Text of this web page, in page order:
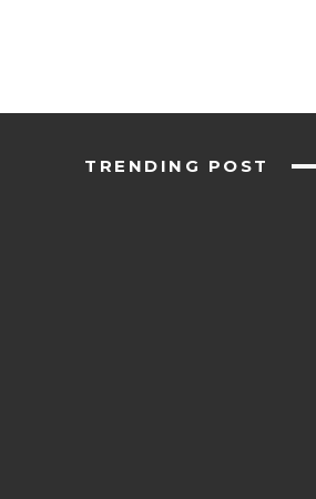
TRENDING POST